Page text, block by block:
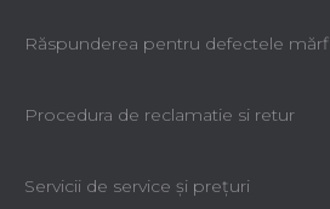
Răspunderea pentru defectele
Procedura de reclamatie si retur
Servicii de service şi preţuri